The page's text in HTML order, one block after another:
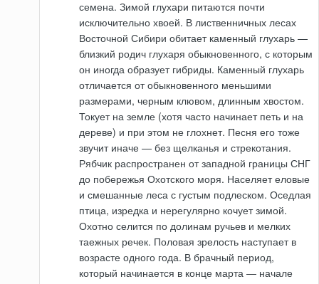
семена. Зимой глухари питаются почти
исключительно хвоей. В лиственничных лесах
Восточной Сибири обитает каменный глухарь —
близкий родич глухаря обыкновенного, с которым
он иногда образует гибриды. Каменный глухарь
отличается от обыкновенного меньшими
размерами, черным клювом, длинным хвостом.
Токует на земле (хотя часто начинает петь и на
дереве) и при этом не глохнет. Песня его тоже
звучит иначе — без щелканья и стрекотания.
Рябчик распространен от западной границы СНГ
до побережья Охотского моря. Населяет еловые
и смешанные леса с густым подлеском. Оседлая
птица, изредка и нерегулярно кочует зимой.
Охотно селится по долинам ручьев и мелких
таежных речек. Половая зрелость наступает в
возрасте одного года. В брачный период,
который начинается в конце марта — начале